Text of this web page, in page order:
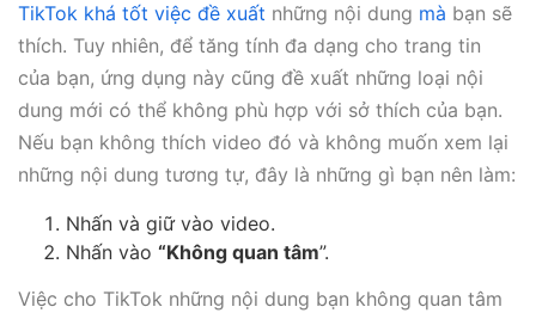
TikTok khá tốt việc đề xuất những nội dung mà bạn sẽ
thích. Tuy nhiên, để tăng tính đa dạng cho trang tin
của bạn, ứng dụng này cũng đề xuất những loại nội
dung mới có thể không phù hợp với sở thích của bạn.
Nếu bạn không thích video đó và không muốn xem lại
những nội dung tương tự, đây là những gì bạn nên làm:
Nhấn và giữ vào video.
Nhấn vào “Không quan tâm”.
Việc cho TikTok những nội dung bạn không quan tâm